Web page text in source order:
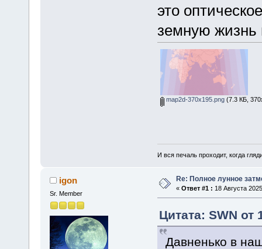
это
земную
map2d-370x195.png(7.3 КБ,
И вся печаль проходит, когда
igon
Sr. Member
Re: Полное лунное
« Ответ #1 : 18 Августа
Цитата: SWN от
Давненько в